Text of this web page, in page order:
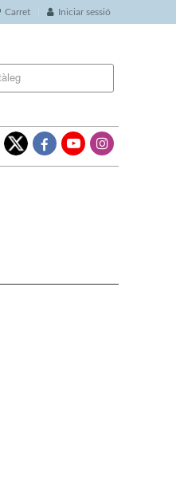
Carret Iniciar sessió